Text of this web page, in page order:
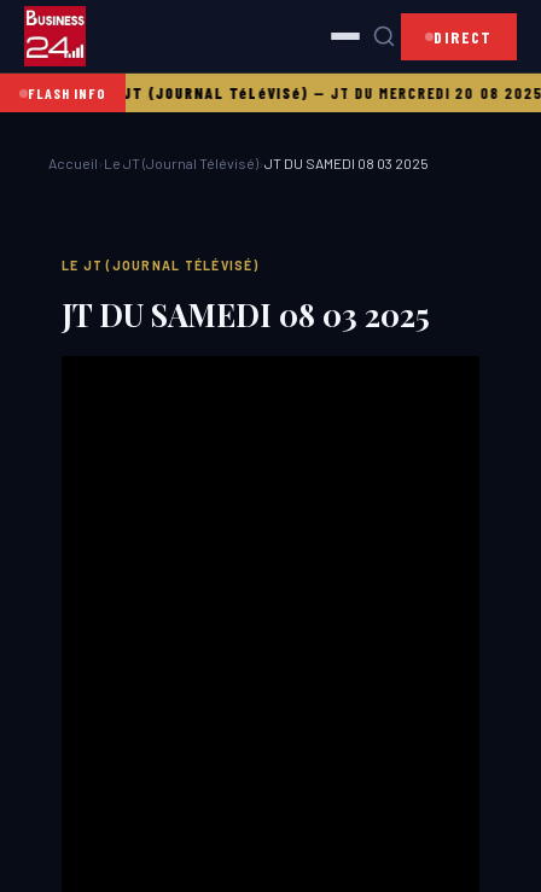
DIRECT
FLASH INFO
21 08 2025LE JT (JOURNAL TéLéVISé)—JT DU MERCREDI 20 08 2025
Accueil › Le JT (Journal Télévisé)›JT DU SAMEDI 08 03 2025
LE JT (JOURNAL TÉLÉVISÉ)
JT DU SAMEDI 08 03 2025